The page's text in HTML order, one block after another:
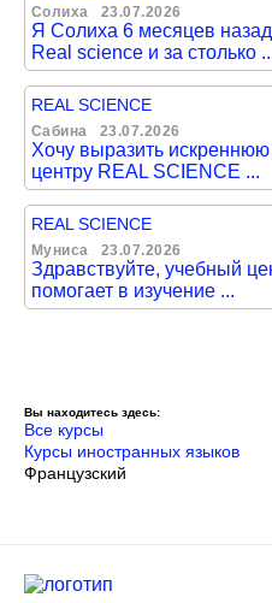
Солиха 23.07.2026
Я Солиха 6 месяцев
Real science и за столько
REAL SCIENCE
Сабина 23.07.2026
Хочу выразить
центру REAL SCIENCE ...
REAL SCIENCE
Муниса 23.07.2026
Здравствуйте, учебный
помогает в изучение ...
Вы находитесь здесь:
Все курсы
Курсы иностранных языков
Французский